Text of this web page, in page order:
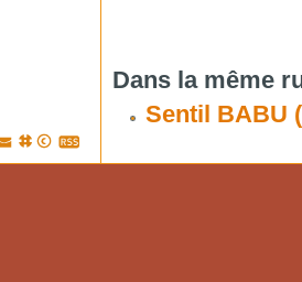
Dans la même
Sentil BABU